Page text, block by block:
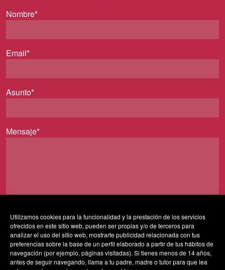
Utilizamos cookies para la funcionalidad y la prestación de los servicios
ofrecidos en este sitio web, pueden ser propias y/o de terceros para
analizar el uso del sitio web, mostrarte publicidad relacionada con tus
preferencias sobre la base de un perfil elaborado a partir de tus hábitos de
navegación (por ejemplo, páginas visitadas). Si tienes menos de 14 años,
antes de seguir navegando, llama a tu padre, madre o tutor para que lea
Nombre*
Email*
Asunto*
Mensaje*
Al usar este formulario accedes al almacenamiento y
gestión de tus datos por parte de esta web y confirmas
que has leído nuestra política de privacidad*